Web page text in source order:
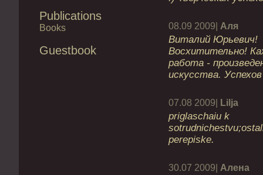
Publications
Books
Guestbook
08.09 2009| Аля
Виталий Юрьевич!
Восхитительно!
работа -
искусства.
07.08 2009| Lilja
priglaschaiu k
perepiske.
30.07 2009| Алена